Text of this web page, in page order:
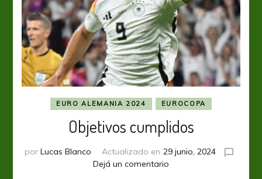
EURO ALEMANIA 2024 EUROCOPA
Objetivos cumplidos
por Lucas Blanco Actualizado en 29 junio, 2024
Dejá un comentario